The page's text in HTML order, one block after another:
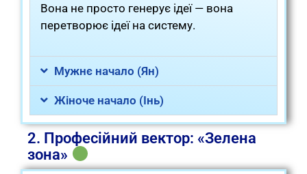
Вона не просто генерує ідеї — вона
перетворює ідеї на систему.
Мужнє начало (Ян)
Жіноче начало (Інь)
2. Професійний вектор: «Зелена
зона»